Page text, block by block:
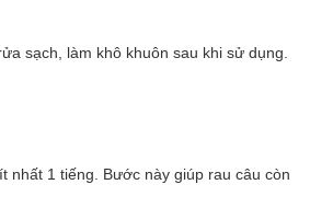
sạch, làm khô khuôn sau khi sử dụng.
nhất 1 tiếng. Bước này giúp rau câu còn